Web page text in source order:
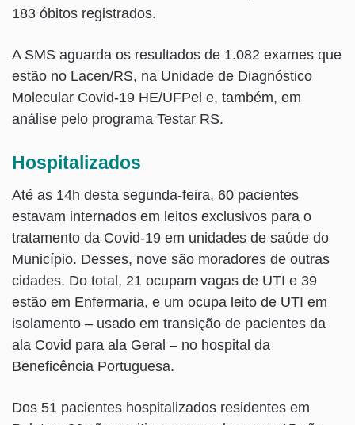
183 óbitos registrados.
A SMS aguarda os resultados de 1.082 exames que
estão no Lacen/RS, na Unidade de Diagnóstico
Molecular Covid-19 HE/UFPel e, também, em
análise pelo programa Testar RS.
Hospitalizados
Até as 14h desta segunda-feira, 60 pacientes
estavam internados em leitos exclusivos para o
tratamento da Covid-19 em unidades de saúde do
Município. Desses, nove são moradores de outras
cidades. Do total, 21 ocupam vagas de UTI e 39
estão em Enfermaria, e um ocupa leito de UTI em
isolamento – usado em transição de pacientes da
ala Covid para ala Geral – no hospital da
Beneficência Portuguesa.
Dos 51 pacientes hospitalizados residentes em